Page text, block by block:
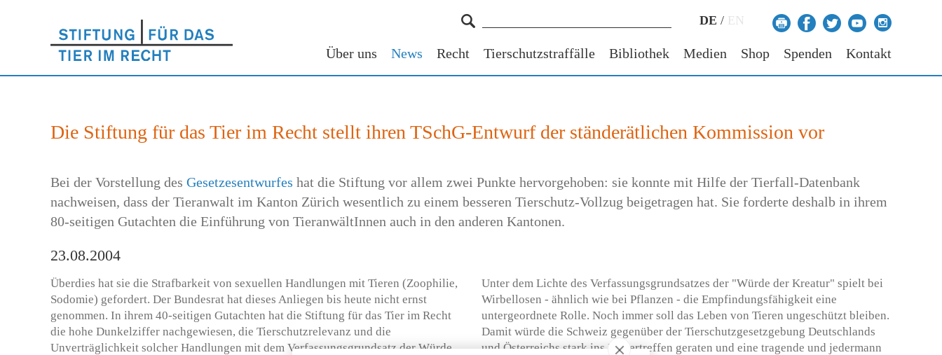
DE / EN
Über uns News Recht Tierschutzstraffälle Bibliothek Medien Shop Spenden Kontakt
Die Stiftung für das Tier im Recht stellt ihren TSchG-Entwurf der ständerätlichen Kommission vor
Bei der Vorstellung des Gesetzesentwurfes hat die Stiftung vor allem zwei Punkte hervorgehoben: sie konnte mit Hilfe der Tierfall-Datenbank
nachweisen, dass der Tieranwalt im Kanton Zürich wesentlich zu einem besseren Tierschutz-Vollzug beigetragen hat. Sie forderte deshalb in ihrem
80-seitigen Gutachten die Einführung von TieranwältInnen auch in den anderen Kantonen.
23.08.2004
Überdies hat sie die Strafbarkeit von sexuellen Handlungen mit Tieren (Zoophilie,
Sodomie) gefordert. Der Bundesrat hat dieses Anliegen bis heute nicht ernst
genommen. In ihrem 40-seitigen Gutachten hat die Stiftung für das Tier im Recht
die hohe Dunkelziffer nachgewiesen, die Tierschutzrelevanz und die
Unverträglichkeit solcher Handlungen mit dem Verfassungsgrundsatz der Würde
Unter dem Lichte des Verfassungsgrundsatzes der "Würde der Kreatur" spielt bei
Wirbellosen - ähnlich wie bei Pflanzen - die Empfindungsfähigkeit eine
untergeordnete Rolle. Noch immer soll das Leben von Tieren ungeschützt bleiben.
Damit würde die Schweiz gegenüber der Tierschutzgesetzgebung Deutschlands
und Österreichs stark ins Hintertreffen geraten und eine tragende und jedermann